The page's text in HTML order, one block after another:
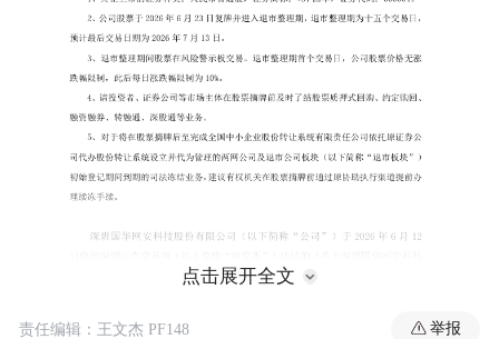
点击展开全文
责任编辑：王文杰 PF148 举报